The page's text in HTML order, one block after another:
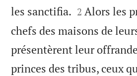
les sanctifia. 

2 Alors les
chefs des maisons de
présentèrent leur
princes des tribus, ceux